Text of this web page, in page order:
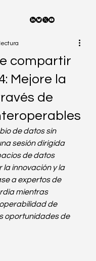
compartir
Mejore la
de
de datos sin
sesión dirigida
de datos
innovación y la
a expertos de
mientras
de
oportunidades de